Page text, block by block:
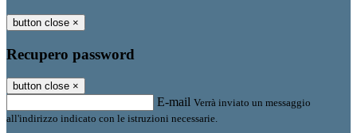
button close ×
Recupero password
button close ×
E-mail Verrà inviato un messaggio
all'indirizzo indicato con le istruzioni necessarie.